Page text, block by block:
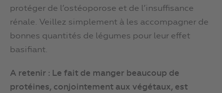
protéger de l’ostéoporose et de l’insuffisance
rénale. Veillez simplement à les accompagner de
bonnes quantités de légumes pour leur effet
basifiant.
A retenir : Le fait de manger beaucoup de
protéines, conjointement aux végétaux, est